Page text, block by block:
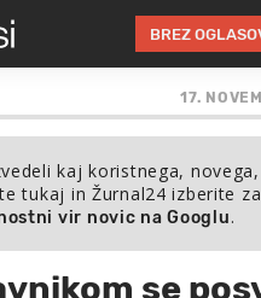
BREZ
17.
kaj koristnega,
tukaj in Žurnal24 izberite
vir novic na Googlu.
se